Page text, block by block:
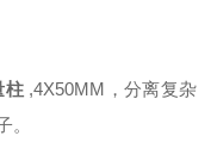
柱 ,4X50MM，分离复杂
。